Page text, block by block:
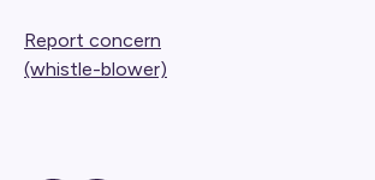
Report concern
(whistle-blower)